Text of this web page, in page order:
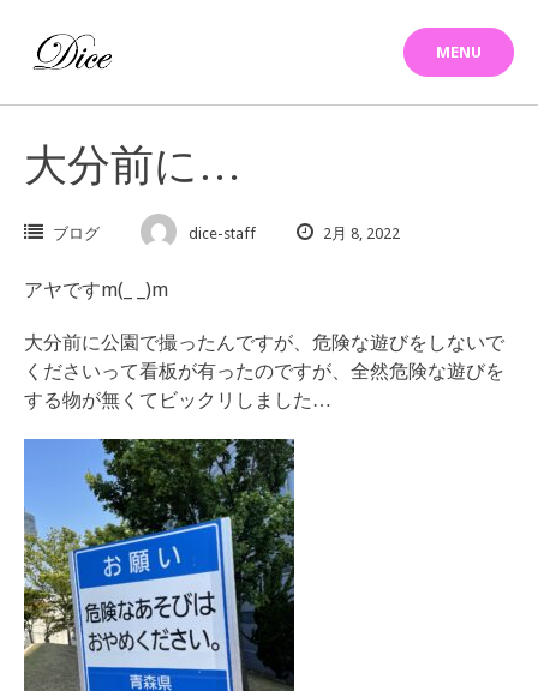
content
MENU
大分前に…
ブログ dice-staff 2月 8, 2022
アヤですm(_ _)m
大分前に公園で撮ったんですが、危険な遊びをしないで
くださいって看板が有ったのですが、全然危険な遊びを
する物が無くてビックリしました…